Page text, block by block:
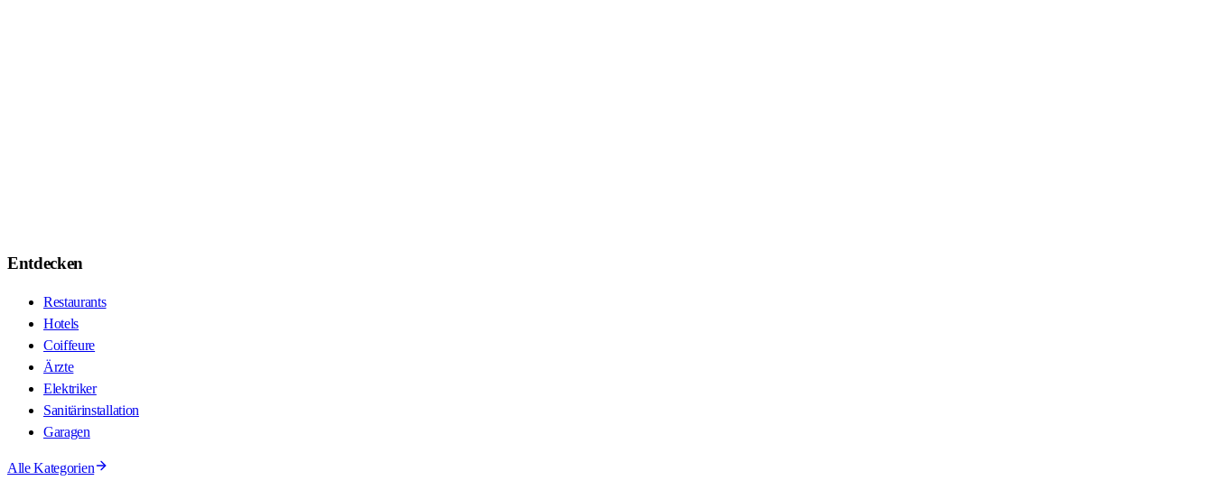
Entdecken
Restaurants
Hotels
Coiffeure
Ärzte
Elektriker
Sanitärinstallation
Garagen
Alle Kategorien